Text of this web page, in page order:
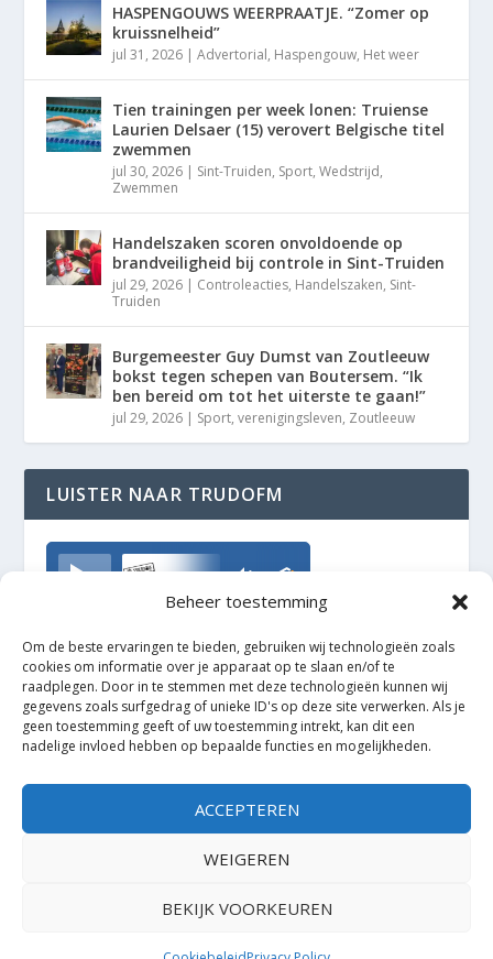
Beheer toestemming
Om de beste ervaringen te bieden, gebruiken wij technologieën zoals
cookies om informatie over je apparaat op te slaan en/of te
raadplegen. Door in te stemmen met deze technologieën kunnen wij
gegevens zoals surfgedrag of unieke ID's op deze site verwerken. Als je
geen toestemming geeft of uw toestemming intrekt, kan dit een
nadelige invloed hebben op bepaalde functies en mogelijkheden.
ACCEPTEREN
WEIGEREN
BEKIJK VOORKEUREN
HASPENGOUWS WEERPRAATJE. “Zomer op
kruissnelheid”
jul 31, 2026 |Advertorial, Haspengouw, Het weer
Tien trainingen per week lonen: Truiense
Laurien Delsaer (15) verovert Belgische titel
zwemmen
jul 30, 2026 | Sint-Truiden, Sport,Wedstrijd,
Zwemmen
Handelszaken scoren onvoldoende op
brandveiligheid bij controle in Sint-Truiden
jul 29, 2026 | Controleacties, Handelszaken, Sint-
Truiden
Burgemeester Guy Dumst van Zoutleeuw
bokst tegen schepen van Boutersem. “Ik
ben bereid om tot het uiterste te gaan!”
jul 29, 2026 | Sport,verenigingsleven, Zoutleeuw
LUISTER NAAR TRUDOFM
TrudoFM
Elegant Themes| Mogelijk gemaakt door